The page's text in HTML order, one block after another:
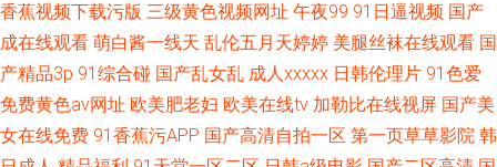
香蕉视频下载污版 三级黄色视频网址 午夜99 91日逼视频 国产
成在线观看 萌白酱一线天 乱伦五月天婷婷 美腿丝袜在线观看 国
产精品3p 91综合碰 国产乱女乱 成人xxxxx 日韩伦理片 91色爱
免费黄色av网址 欧美肥老妇 欧美在线tv 加勒比在线视屏 国产美
女在线免费 91香蕉污APP 国产高清自拍一区 第一页草草影院 韩